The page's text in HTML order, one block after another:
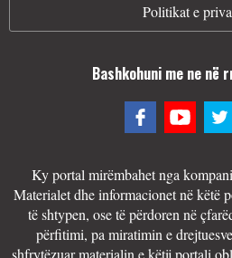
Politikat e
Bashkohuni me ne
Ky portal mirëmbahet nga
Materialet dhe informacionet në këtë
të shtypen, ose të përdoren në
përfitimi, pa miratimin e
shfrytëzuar materialin e këtij portali